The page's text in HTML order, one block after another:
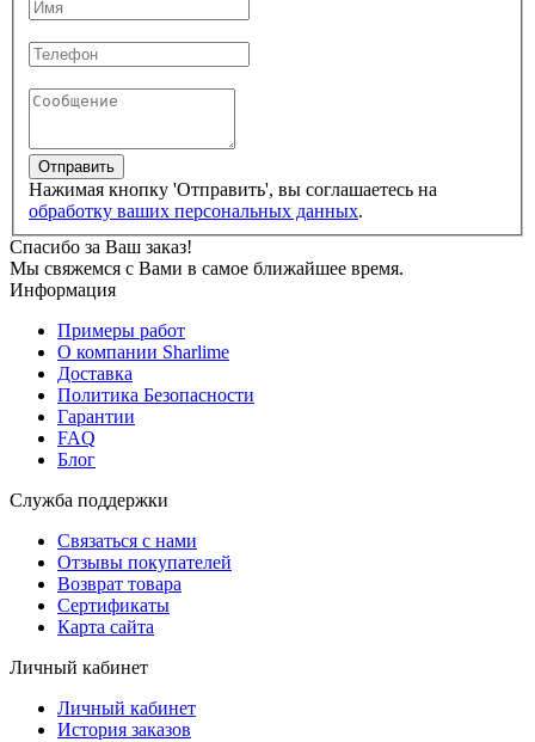
Отправить
Нажимая кнопку 'Отправить', вы соглашаетесь на
обработку ваших персональных данных.
Спасибо за Ваш заказ!
Мы свяжемся с Вами в самое ближайшее время.
Информация
Примеры работ
О компании Sharlime
Доставка
Политика Безопасности
Гарантии
FAQ
Блог
Служба поддержки
Связаться с нами
Отзывы покупателей
Возврат товара
Сертификаты
Карта сайта
Личный кабинет
Личный кабинет
История заказов